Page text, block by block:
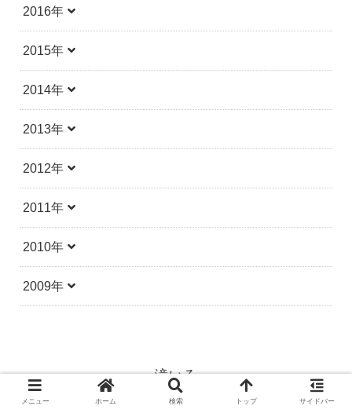
2016年
2015年
2014年
2013年
2012年
2011年
2010年
2009年
滝いろ
Copyright 滝いろ 2012-2026 All Rights Reserved.
メニュー ホーム 検索 トップ サイドバー